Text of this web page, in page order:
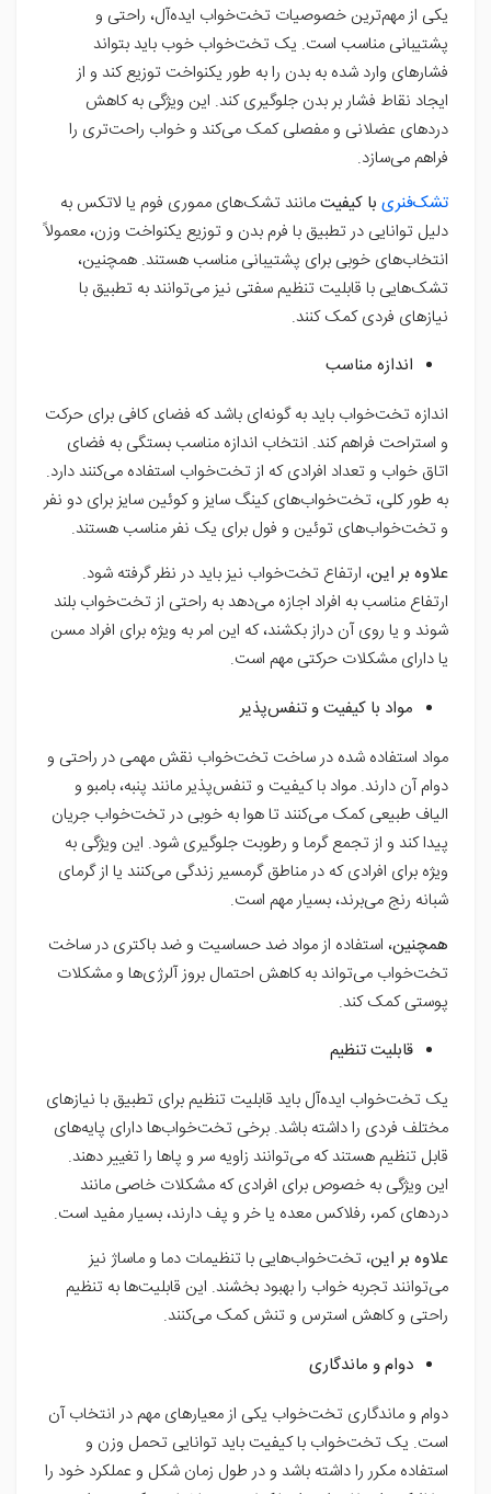
یکی از مهم‌ترین خصوصیات تخت‌خواب ایده‌آل، راحتی و
پشتیبانی مناسب است. یک تخت‌خواب خوب باید بتواند
فشارهای وارد شده به بدن را به طور یکنواخت توزیع کند و از
ایجاد نقاط فشار بر بدن جلوگیری کند. این ویژگی به کاهش
دردهای عضلانی و مفصلی کمک می‌کند و خواب راحت‌تری را
فراهم می‌سازد.
تشک‌فنری با کیفیتمانند تشک‌های مموری فوم یا لاتکس به
دلیل توانایی در تطبیق با فرم بدن و توزیع یکنواخت وزن، معمولاً
انتخاب‌های خوبی برای پشتیبانی مناسب هستند. همچنین،
تشک‌هایی با قابلیت تنظیم سفتی نیز می‌توانند به تطبیق با
نیازهای فردی کمک کنند.
اندازه مناسب
اندازه تخت‌خواب باید به گونه‌ای باشد که فضای کافی برای حرکت
و استراحت فراهم کند. انتخاب اندازه مناسب بستگی به فضای
اتاق خواب و تعداد افرادی که از تخت‌خواب استفاده می‌کنند دارد.
به طور کلی، تخت‌خواب‌های کینگ سایز و کوئین سایز برای دو نفر
و تخت‌خواب‌های توئین و فول برای یک نفر مناسب هستند.
علاوه بر این، ارتفاع تخت‌خواب نیز باید در نظر گرفته شود.
ارتفاع مناسب به افراد اجازه می‌دهد به راحتی از تخت‌خواب بلند
شوند و یا روی آن دراز بکشند، که این امر به ویژه برای افراد مسن
یا دارای مشکلات حرکتی مهم است.
مواد با کیفیت و تنفس‌پذیر
مواد استفاده شده در ساخت تخت‌خواب نقش مهمی در راحتی و
دوام آن دارند. مواد با کیفیت و تنفس‌پذیر مانند پنبه، بامبو و
الیاف طبیعی کمک می‌کنند تا هوا به خوبی در تخت‌خواب جریان
پیدا کند و از تجمع گرما و رطوبت جلوگیری شود. این ویژگی به
ویژه برای افرادی که در مناطق گرمسیر زندگی می‌کنند یا از گرمای
شبانه رنج می‌برند، بسیار مهم است.
همچنین، استفاده از مواد ضد حساسیت و ضد باکتری در ساخت
تخت‌خواب می‌تواند به کاهش احتمال بروز آلرژی‌ها و مشکلات
پوستی کمک کند.
قابلیت تنظیم
یک تخت‌خواب ایده‌آل باید قابلیت تنظیم برای تطبیق با نیازهای
مختلف فردی را داشته باشد. برخی تخت‌خواب‌ها دارای پایه‌های
قابل تنظیم هستند که می‌توانند زاویه سر و پاها را تغییر دهند.
این ویژگی به خصوص برای افرادی که مشکلات خاصی مانند
دردهای کمر، رفلاکس معده یا خر و پف دارند، بسیار مفید است.
علاوه بر این، تخت‌خواب‌هایی با تنظیمات دما و ماساژ نیز
می‌توانند تجربه خواب را بهبود بخشند. این قابلیت‌ها به تنظیم
راحتی و کاهش استرس و تنش کمک می‌کنند.
دوام و ماندگاری
دوام و ماندگاری تخت‌خواب یکی از معیارهای مهم در انتخاب آن
است. یک تخت‌خواب با کیفیت باید توانایی تحمل وزن و
استفاده مکرر را داشته باشد و در طول زمان شکل و عملکرد خود را